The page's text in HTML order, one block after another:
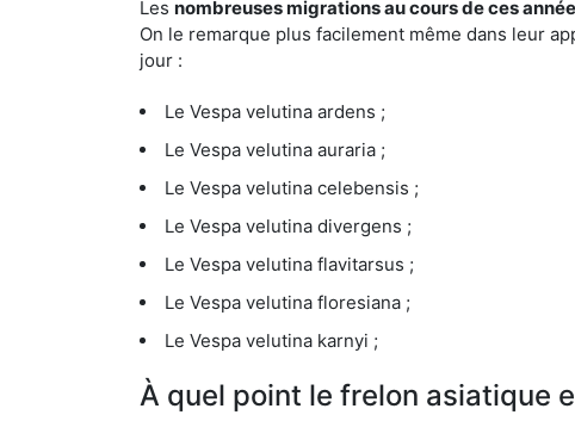
Les nombreuses migrations au cours de ces
On le remarque plus facilement même dans leur
jour :
Le Vespa velutina ardens ;
Le Vespa velutina auraria ;
Le Vespa velutina celebensis ;
Le Vespa velutina divergens ;
Le Vespa velutina flavitarsus ;
Le Vespa velutina floresiana ;
Le Vespa velutina karnyi ;
À quel point le frelon asiatique